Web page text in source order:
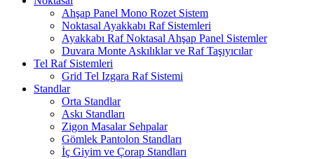
Ahşap Panel Mono Rozet Sistem
Noktasal Ayakkabı Raf Sistemleri
Ayakkabı Raf Noktasal Ahşap Panel Sistemler
Duvara Monte Askılıklar ve Raf Taşıyıcılar
Tel Raf Sistemleri
Grid Tel Izgara Raf Sistemi
Standlar
Orta Standlar
Askı Standları
Zigon Masalar Sehpalar
Gömlek Pantolon Standları
İç Giyim ve Çorap Standları